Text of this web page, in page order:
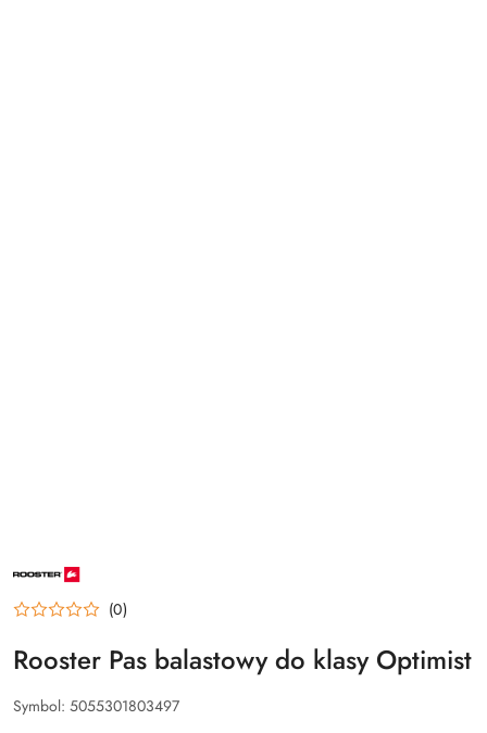
NAZWA
PRODUCENTA:
ROOSTER (0)
Rooster Pas balastowy do klasy Optimist
Symbol: 5055301803497